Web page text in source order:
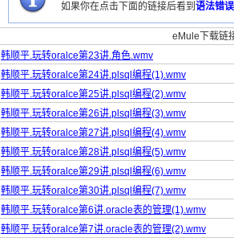
如果你在点击下面的链接后看到 语法错误
eMule下载链
韩顺平.玩转oralce第23讲.角色.wmv
韩顺平.玩转oralce第24讲.plsql编程(1).wmv
韩顺平.玩转oralce第25讲.plsql编程(2).wmv
韩顺平.玩转oralce第26讲.plsql编程(3).wmv
韩顺平.玩转oralce第27讲.plsql编程(4).wmv
韩顺平.玩转oralce第28讲.plsql编程(5).wmv
韩顺平.玩转oralce第29讲.plsql编程(6).wmv
韩顺平.玩转oralce第30讲.plsql编程(7).wmv
韩顺平.玩转oralce第6讲.oracle表的管理(1).wmv
韩顺平.玩转oralce第7讲.oracle表的管理(2).wmv